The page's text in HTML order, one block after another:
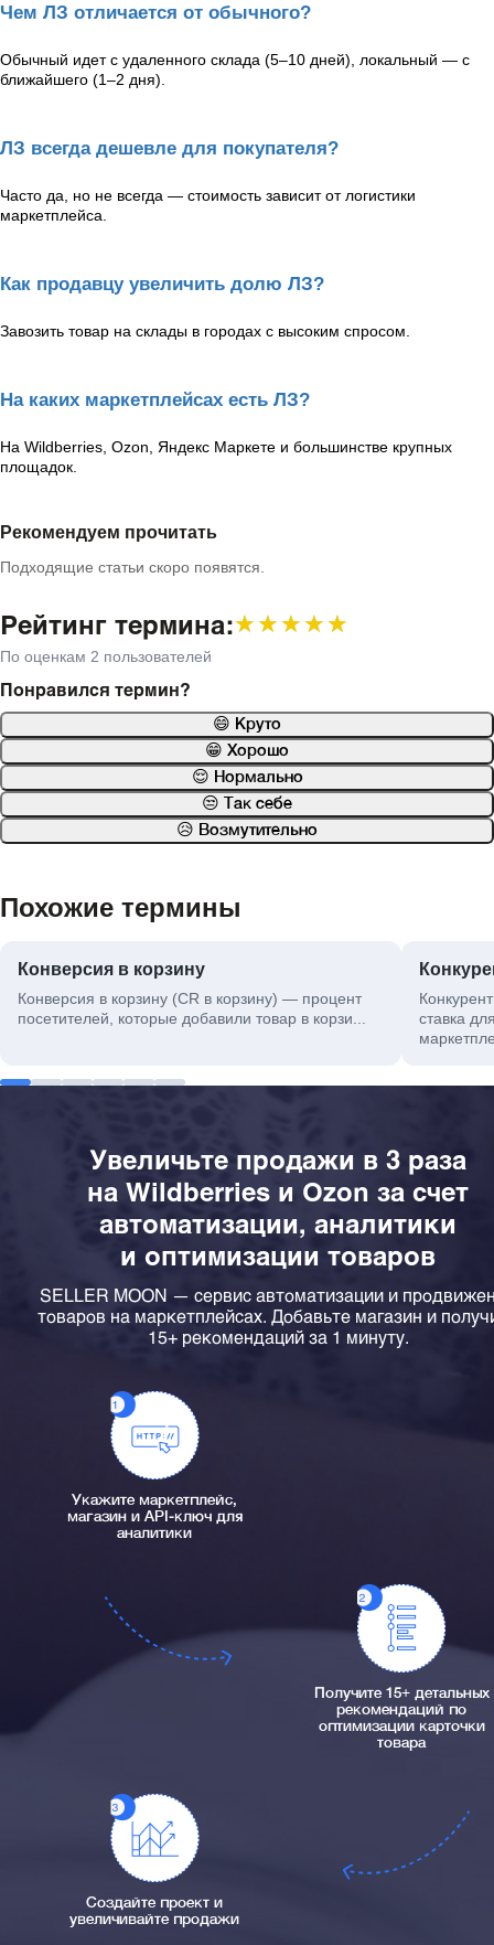
Чем ЛЗ отличается от обычного?
Обычный идет с удаленного склада (5–10 дней), локальный — с
ближайшего (1–2 дня).
ЛЗ всегда дешевле для покупателя?
Часто да, но не всегда — стоимость зависит от логистики
маркетплейса.
Как продавцу увеличить долю ЛЗ?
Завозить товар на склады в городах с высоким спросом.
На каких маркетплейсах есть ЛЗ?
На Wildberries, Ozon, Яндекс Маркете и большинстве крупных
площадок.
Рекомендуем прочитать
Подходящие статьи скоро появятся.
Рейтинг термина:★★★★★
★★★★★
По оценкам 2 пользователей
Понравился термин?
😄 Круто
😁 Хорошо
😌 Нормально
😒 Так себе
😥 Возмутительно
Похожие термины
Конверсия в корзину
Конверсия в корзину (CR в корзину) — процент
посетителей, которые добавили товар в корзи...
ставка
Увеличьте продажи в 3 раза
на Wildberries и Ozon за счет
автоматизации, аналитики
и оптимизации товаров
SELLER MOON — сервис автоматизации и
товаров на маркетплейсах. Добавьте магазин и
15+ рекомендаций за 1 минуту.
Укажите маркетплейс,
магазин и API-ключ для
аналитики
Получите 15+ детальных
рекомендаций по
оптимизации карточки
товара
Создайте проект и
увеличивайте продажи